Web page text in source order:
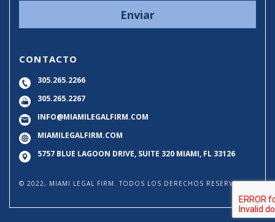
CONTACTO
305.265.2266
305.265.2267
INFO@MIAMILEGALFIRM.COM
MIAMILEGALFIRM.COM
5757 BLUE LAGOON DRIVE, SUITE 320 MIAMI, FL 33126
© 2022, MIAMI LEGAL FIRM. TODOS LOS DERECHOS RESERVADOS.